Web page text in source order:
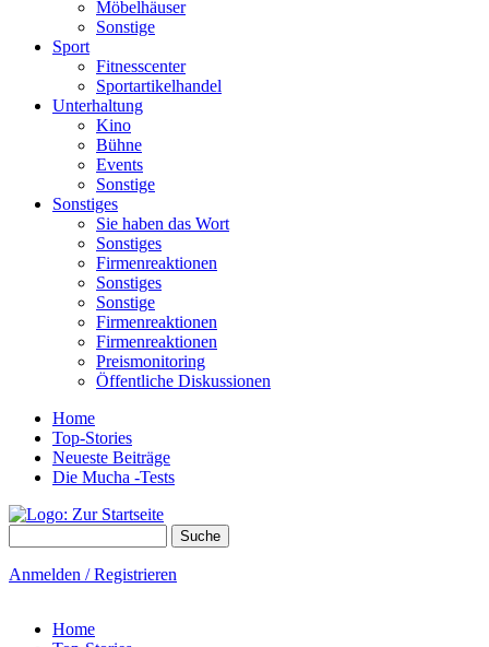
Möbelhäuser
Sonstige
Sport
Fitnesscenter
Sportartikelhandel
Unterhaltung
Kino
Bühne
Events
Sonstige
Sonstiges
Sie haben das Wort
Sonstiges
Firmenreaktionen
Sonstiges
Sonstige
Firmenreaktionen
Firmenreaktionen
Preismonitoring
Öffentliche Diskussionen
Home
Top-Stories
Neueste Beiträge
Die Mucha -Tests
Anmelden / Registrieren
Home